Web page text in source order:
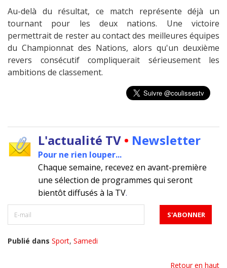
Au-delà du résultat, ce match représente déjà un
tournant pour les deux nations. Une victoire
permettrait de rester au contact des meilleures équipes
du Championnat des Nations, alors qu'un deuxième
revers consécutif compliquerait sérieusement les
ambitions de classement.
L'actualité TV • Newsletter
Pour ne rien louper...
Chaque semaine, recevez en avant-première
une sélection de programmes qui seront
bientôt diffusés à la TV.
Publié dans Sport, Samedi
Retour en haut